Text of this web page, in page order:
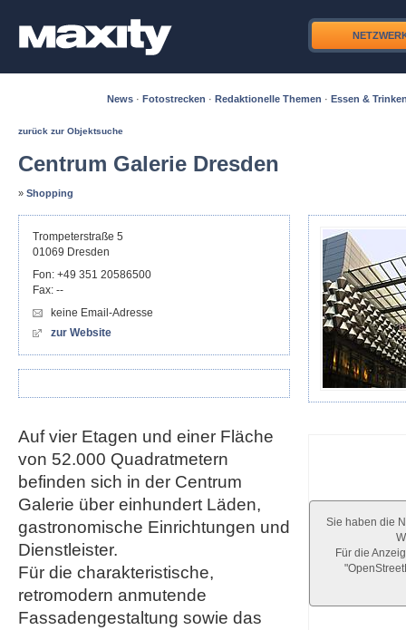
News · Fotostrecken · Redaktionelle Themen · Essen &
zurück zur Objektsuche
Centrum Galerie Dresden
» Shopping
Sie haben die
Für die
Trompeterstraße 5
01069 Dresden
Fon: +49 351 20586500
Fax: --
keine Email-Adresse
zur Website
Auf vier Etagen und einer Fläche
von 52.000 Quadratmetern
befinden sich in der Centrum
Galerie über einhundert Läden,
gastronomische Einrichtungen und
Dienstleister.
Für die charakteristische,
retromodern anmutende
Fassadengestaltung sowie das